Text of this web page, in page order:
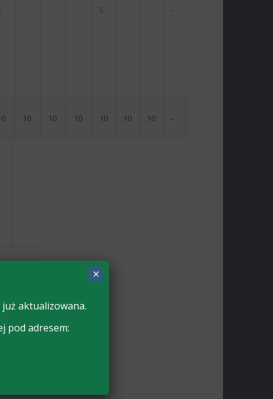
5 –
10 10 10 10 10 10 –
16aktualizowana.
pod adresem:
×